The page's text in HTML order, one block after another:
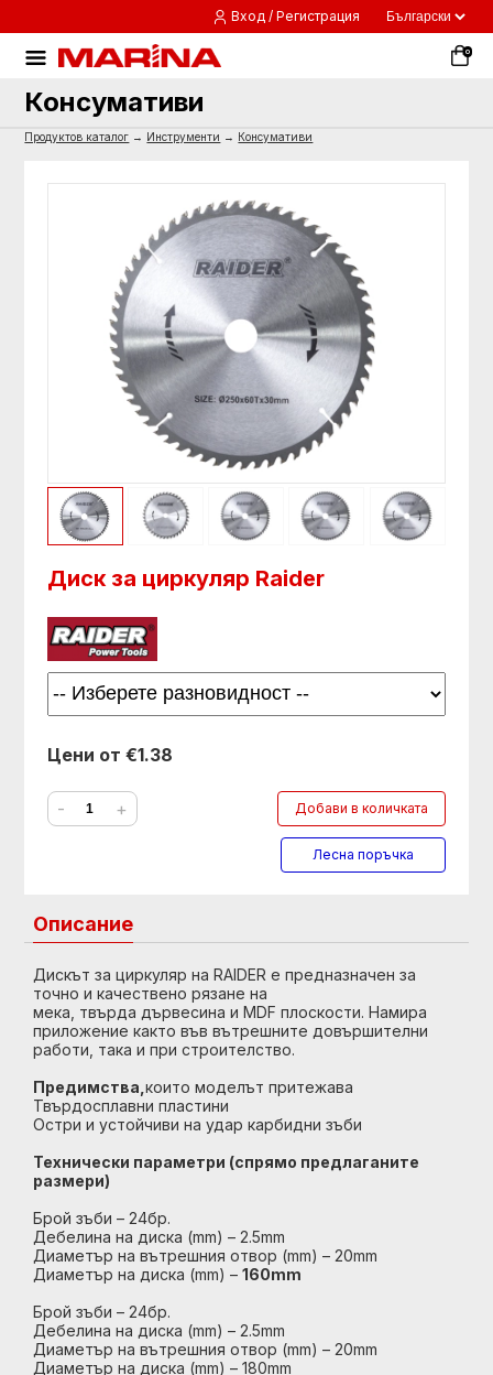
Вход / Регистрация
0
Консумативи
Продуктов каталог → Инструменти → Консумативи
Диск за циркуляр Raider
Цени от €1.38
- + Добави в количката
Лесна поръчка
Описание
Дискът за циркуляр на RAIDER е предназначен за
точно и качествено рязане на
мека, твърда дървесина и MDF плоскости. Намира
приложение както във вътрешните довършителни
работи, така и при строителство.
Предимства,които моделът притежава
Твърдосплавни пластини
Остри и устойчиви на удар карбидни зъби
Технически параметри (спрямо предлаганите
размери)
Брой зъби – 24бр.
Дебелина на диска (mm) – 2.5mm
Диаметър на вътрешния отвор (mm) – 20mm
Диаметър на диска (mm) –160mm
Брой зъби – 24бр.
Дебелина на диска (mm) – 2.5mm
Диаметър на вътрешния отвор (mm) – 20mm
Диаметър на диска (mm) – 180mm